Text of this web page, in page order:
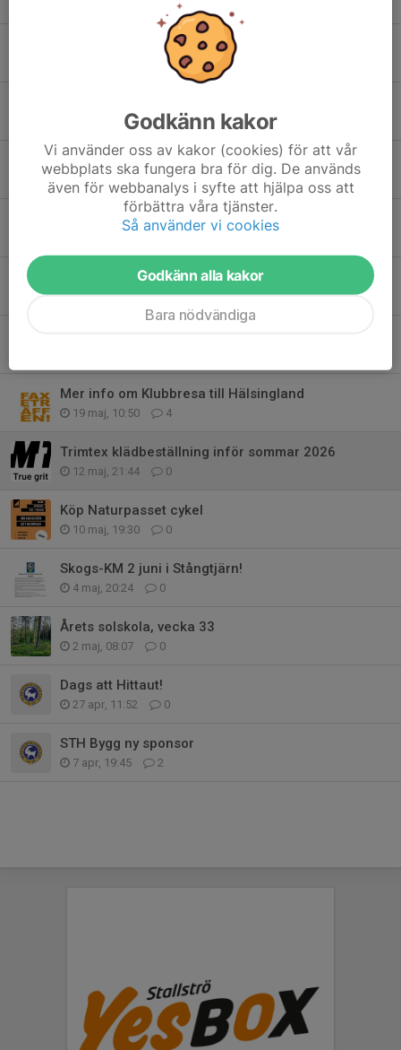
Inbjudan Solskola
0
12 jun, 09:35 5
Nu är funktionärsanmälan till Skid-VM 2027 öppen!
8 jun, 22:22
Inloggning eventor
26 maj, 11:05 0
Mer info om Klubbresa till Hälsingland
19 maj, 10:50 4
Trimtex klädbeställning inför sommar 2026
12 maj, 21:44 0
Köp Naturpasset cykel
10 maj, 19:30 0
Skogs-KM 2 juni i Stångtjärn!
4 maj, 20:24 0
Årets solskola, vecka 33
2 maj, 08:07 0
Dags att Hittaut!
27 apr, 11:52 0
STH Bygg ny sponsor
7 apr, 19:45 2
Godkänn kakor
Vi använder oss av kakor (cookies) för att vår
webbplats ska fungera bra för dig. De används
även för webbanalys i syfte att hjälpa oss att
förbättra våra tjänster.
Så använder vi cookies
Godkänn alla kakor
Bara nödvändiga